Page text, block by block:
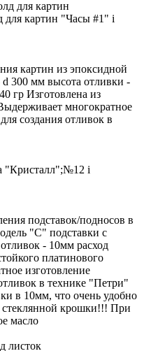
картин "Часы #1" i
картин из эпоксидной
300 мм высота отливки -
гр Изготовлена из
многократное
создания отливок в
"Кристалл";№12 i
подставок/подносов в
"С" подставки с
- 10мм расход
платинового
изготовление
в технике "Петри"
в 10мм, что очень удобно
стеклянной крошки!!! При
масло